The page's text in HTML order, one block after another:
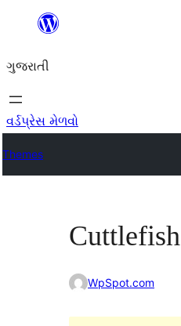
કંટેન્ટ(લખાણ)
જાઓ
ગુજરાતી
વર્ડપ્રેસ મેળવો
Themes
Cuttlefish
WpSpot.com